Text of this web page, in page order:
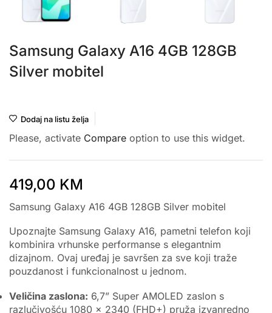
Samsung Galaxy A16 4GB 128GB
Silver mobitel
Dodaj na listu želja
Please, activate Compare option to use this widget.
419,00 KM
Samsung Galaxy A16 4GB 128GB Silver mobitel
Upoznajte Samsung Galaxy A16, pametni telefon koji
kombinira vrhunske performanse s elegantnim
dizajnom. Ovaj uređaj je savršen za sve koji traže
pouzdanost i funkcionalnost u jednom.
Veličina zaslona: 6,7” Super AMOLED zaslon s
razlučivošću 1080 x 2340 (FHD+) pruža izvanredno